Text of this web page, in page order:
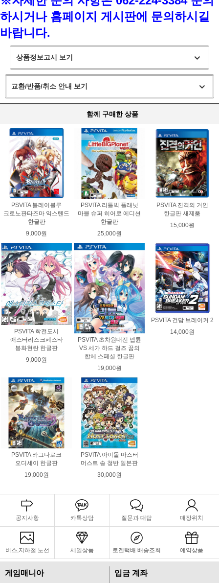
하시거나 홈페이지 게시판에 문의하시길
바랍니다.
상품정보고시 보기
교환/반품/취소 안내 보기
함께 구매한 상품
PSVITA 블레이블루
크로노판타즈마 익스텐드
한글판
9,000원
PSVITA 리틀빅 플래닛
마블 슈퍼 히어로 에디션
한글판
25,000원
PSVITA 진격의 거인
한글판 새제품
15,000원
PSVITA 학전도시
애스터리스크페스타
봉화현란 한글판
9,000원
PSVITA 초차원대전 넵튠
VS 세가 하드 걸즈 꿈의
합체 스페셜 한글판
19,000원
PSVITA 건담 브레이커 2
14,000원
PSVITA 라그나로크
오디세이 한글판
19,000원
PSVITA 아이돌 마스터
머스트 송 청반 일본판
30,000원
공지사항 카톡상담 질문과 대답 매장위치
버스,지하철 노선 세일상품 로젠택배 배송조회 예약상품
게임매니아 입금 계좌